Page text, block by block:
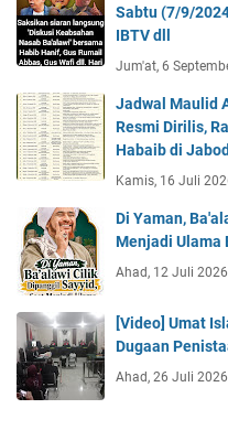
Sabtu (7/9/
IBTV dll
Jum'at, 6
Jadwal Maulid
Resmi Dirilis,
Habaib di
Kamis, 16 Juli
Di Yaman,
Menjadi Ulama
Ahad, 12 Juli
[Video] Umat
Dugaan
Ahad, 26 Juli